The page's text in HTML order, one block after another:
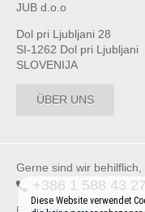
JUB d.o.o
Dol pri Ljubljani 28
SI-1262 Dol pri Ljubljani
SLOVENIJA
ÜBER UNS
Gerne sind wir
+386 1 588 43 27
Diese Website verwendet